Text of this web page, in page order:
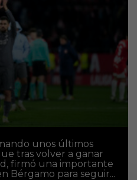
unos últimos
tras volver a ganar
firmó una importante
Bérgamo para seguir...